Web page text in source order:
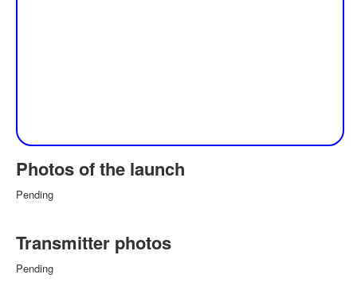
Photos of the launch
Pending
Transmitter photos
Pending